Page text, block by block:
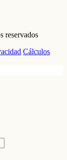
reservados
Cálculos